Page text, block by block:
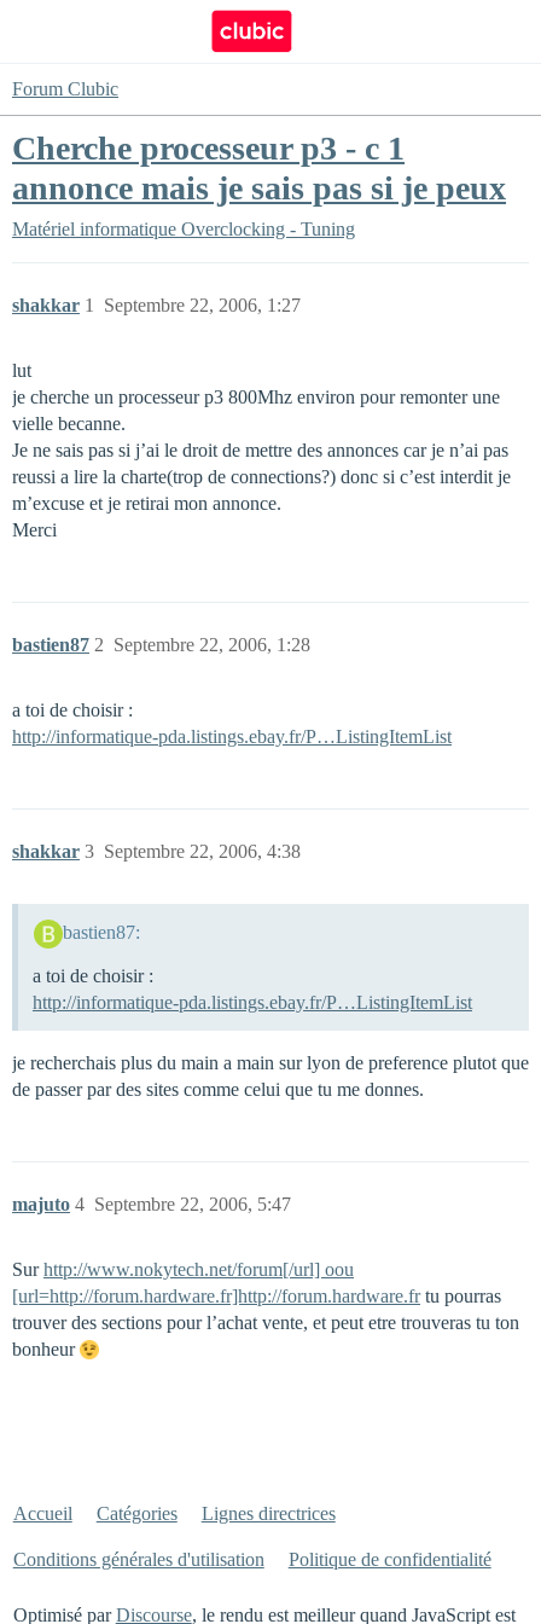
Forum Clubic
Cherche processeur p3 - c 1
annonce mais je sais pas si je peux
Matériel informatique Overclocking - Tuning
shakkar Septembre 22, 2006, 1:27
1
lut
je cherche un processeur p3 800Mhz environ pour remonter une
vielle becanne.
Je ne sais pas si j’ai le droit de mettre des annonces car je n’ai pas
reussi a lire la charte(trop de connections?) donc si c’est interdit je
m’excuse et je retirai mon annonce.
Merci
bastien87 Septembre 22, 2006, 1:28
2
a toi de choisir :
http://informatique-pda.listings.ebay.fr/P…ListingItemList
shakkar Septembre 22, 2006, 4:38
3
bastien87:
a toi de choisir :
http://informatique-pda.listings.ebay.fr/P…ListingItemList
je recherchais plus du main a main sur lyon de preference plutot que
de passer par des sites comme celui que tu me donnes.
majuto Septembre 22, 2006, 5:47
4
Surhttp://www.nokytech.net/forum[/url] oou
[url=http://forum.hardware.fr]http://forum.hardware.frtu pourras
trouver des sections pour l’achat vente, et peut etre trouveras tu ton
bonheur
Accueil Catégories Lignes directrices
Conditions générales d'utilisation Politique de confidentialité
Optimisé parDiscourse, le rendu est meilleur quand JavaScript est